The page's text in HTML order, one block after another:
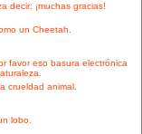
decir: ¡muchas gracias!
un Cheetah.
favor eso basura electrónica
crueldad animal.
lobo.